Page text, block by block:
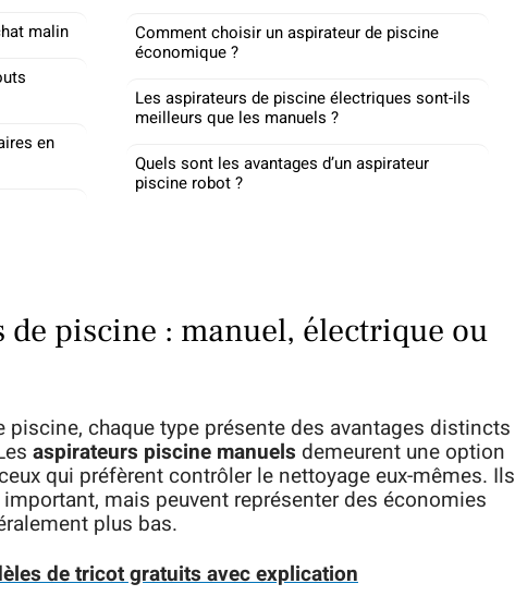
malin
en
Comment choisir un aspirateur de piscine
économique ?
Les aspirateurs de piscine électriques sont-ils
meilleurs que les manuels ?
Quels sont les avantages d’un aspirateur
piscine robot ?
de piscine : manuel, électrique ou
chaque type présente des avantages distincts
aspirateurs piscine manuels demeurent une option
qui préfèrent contrôler le nettoyage eux-mêmes. Ils
mais peuvent représenter des économies
plus bas.
de tricot gratuits avec explication